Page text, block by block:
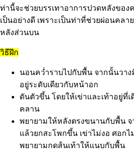
ท่านี้จะช่วยบรรเทาอาการปวดหลังขอ
เป็นอย่างดี เพราะเป็นท่าที่ช่วยผ่อนคล
หลังส่วนบน
วิธีฝึก
นอนคว่ำราบไปกับพื้น จากนั้นวา
อยู่ระดับเดียวกับหน้าอก
ดันตัวขึ้น โดยให้เข่าและเท้าอยู่ที่
คลาน
พยายามให้หลังตรงขนานกับพื้น
แล้วยกสะโพกขึ้น เข่าไม่งอ ศอกไ
พยายามกดส้นเท้าให้แนบกับพื้น